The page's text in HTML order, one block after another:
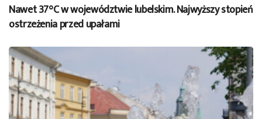
Nawet 37°C w województwie lubelskim. Najwyższy stopień
ostrzeżenia przed upałami